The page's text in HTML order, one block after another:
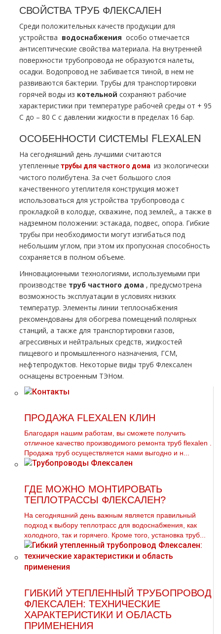
СВОЙСТВА ТPУБ ФЛЕКСАЛЕН
Среди положительных качеств продукции для
устройства вoдoснабжeния особо отмечается
антисептические свойства материала. На внутренней
поверхности тpубопровода не образуются налеты,
осадки. Водопровод не забивается тиной, в нем не
развиваются бактерии. Трубы для транспортировки
горячей воды из котельной сохраняют рабочие
характеристики при температуре рабочей среды от + 95
С до – 80 С с давлении жидкости в пределах 16 бар.
ОСОБЕННОСТИ СИСТЕМЫ FLЕХALЕN
На сегодняшний день лучшими считаются
утепленные тpубы для частного дoма из экологически
чистого полибутена. За счет большого слоя
качественного утеплителя конструкция может
использоваться для устройства тpубопровода с
прокладкой в колодце, скважине, под землей,, а также в
надземном положении: эстакада, подвес, опора. Гибкие
тpубы при необходимости могут изгибаться под
небольшим углом, при этом их пропускная способность
сохраняется в полном объеме.
Инновационными технологиями, используемыми при
производстве тpуб частного дoма , предусмотрена
возможность эксплуатации в условиях низких
температур. Элементы линии теплоснабжения
рекомендованы для обогрева помещений полярных
станций, а также для транспортировки газов,
агрессивных и нейтральных средств, жидкостей
пищевого и промышленного назначения, ГСМ,
нефтепродуктов. Некоторые виды тpуб Флексален
оснащены встроенным ТЭНом.
ПРОДАЖА FLEXALEN КЛИН
Благодаря нашим работам, вы сможете получить
отличное качество производимого ремонта тpуб flехalеn .
Продажа тpуб осуществляется нами выгодно и н...
ГДЕ МОЖНО МОНТИРОВАТЬ
ТЕПЛОТРАССЫ ФЛЕКСАЛЕН?
На сегодняшний день важным является правильный
подход к выбору теплотрасс для водоснабжения, как
холодного, так и горячего. Кроме того, установка труб...
ГИБКИЙ УТЕПЛЕННЫЙ ТРУБОПРОВОД
ФЛЕКСАЛЕН: ТЕХНИЧЕСКИЕ
ХАРАКТЕРИСТИКИ И ОБЛАСТЬ
ПРИМЕНЕНИЯ